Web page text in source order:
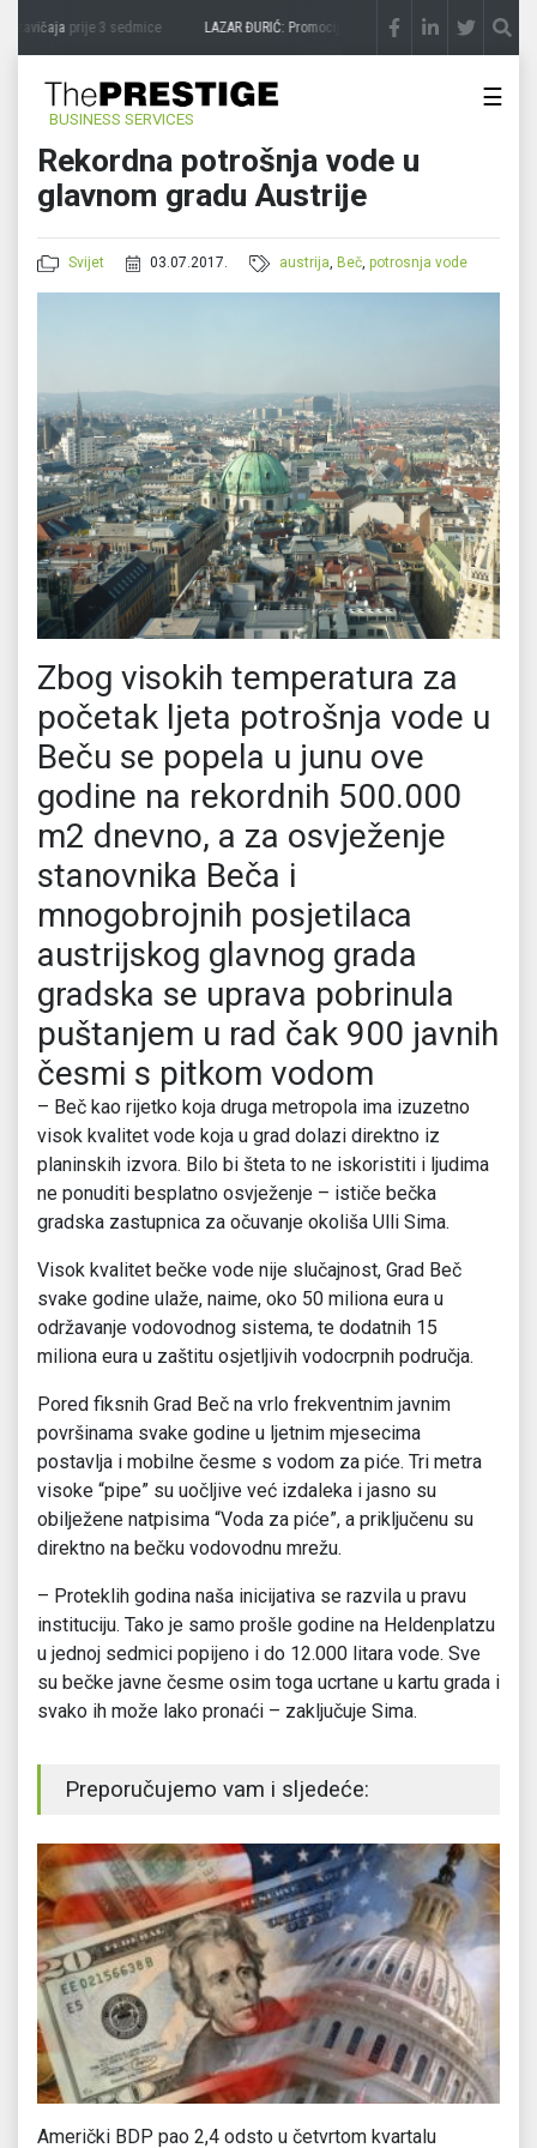
zavičajaprije 3 sedmice LAZAR ĐURIĆ: Promocija potencijal pretvara u destinaciju
BUSINESS SERVICES
☰
Rekordna potrošnja vode u
glavnom gradu Austrije
Svijet 03.07.2017. austrija,Beč,potrosnja vode
Zbog visokih temperatura za
početak ljeta potrošnja vode u
Beču se popela u junu ove
godine na rekordnih 500.000
m2 dnevno, a za osvježenje
stanovnika Beča i
mnogobrojnih posjetilaca
austrijskog glavnog grada
gradska se uprava pobrinula
puštanjem u rad čak 900 javnih
česmi s pitkom vodom
– Beč kao rijetko koja druga metropola ima izuzetno
visok kvalitet vode koja u grad dolazi direktno iz
planinskih izvora. Bilo bi šteta to ne iskoristiti i ljudima
ne ponuditi besplatno osvježenje – ističe bečka
gradska zastupnica za očuvanje okoliša Ulli Sima.
Visok kvalitet bečke vode nije slučajnost, Grad Beč
svake godine ulaže, naime, oko 50 miliona eura u
održavanje vodovodnog sistema, te dodatnih 15
miliona eura u zaštitu osjetljivih vodocrpnih područja.
Pored fiksnih Grad Beč na vrlo frekventnim javnim
površinama svake godine u ljetnim mjesecima
postavlja i mobilne česme s vodom za piće. Tri metra
visoke “pipe” su uočljive već izdaleka i jasno su
obilježene natpisima “Voda za piće”, a priključenu su
direktno na bečku vodovodnu mrežu.
– Proteklih godina naša inicijativa se razvila u pravu
instituciju. Tako je samo prošle godine na Heldenplatzu
u jednoj sedmici popijeno i do 12.000 litara vode. Sve
su bečke javne česme osim toga ucrtane u kartu grada i
svako ih može lako pronaći – zaključuje Sima.
Preporučujemo vam i sljedeće:
Američki BDP pao 2,4 odsto u četvrtom kvartalu